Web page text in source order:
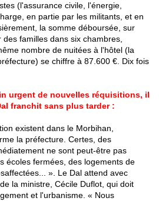
(l'assurance civile, l'énergie,
en partie par les militants, et en
la somme déboursée, sur
familles dans six chambres,
nombre de nuitées à l'hôtel (la
se chiffre à 87.600 €. Dix fois
urgent de nouvelles réquisitions, il
franchit sans plus tarder :
existent dans le Morbihan,
la préfecture. Certes, des
ne sont peut-être pas
écoles fermées, des logements de
». Le Dal attend avec
la ministre, Cécile Duflot, qui doit
et l'urbanisme. « Nous